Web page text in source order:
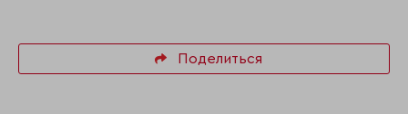
Поделиться